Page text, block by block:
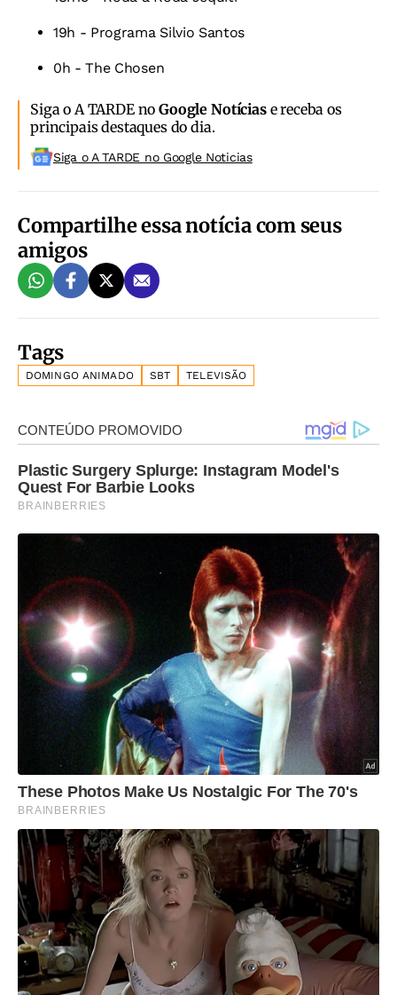
19h - Programa Silvio Santos
0h - The Chosen
Siga o A TARDE noGoogle Notíciase receba os
principais destaques do dia.
Siga o A TARDE no Google Noticias
Compartilhe essa notícia com seus
amigos
Tags
DOMINGO ANIMADO SBT TELEVISÃO